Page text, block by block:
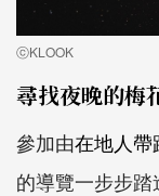
ⓒKLOOK
尋找夜晚的梅
參加由在地人帶
的導覽一步步